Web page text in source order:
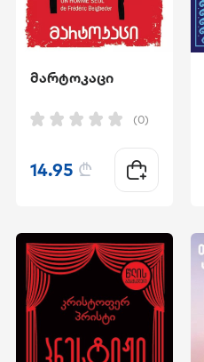
მარტოკაცი
(0)
14.95 ₾